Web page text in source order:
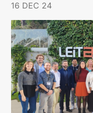
16 DEC 24